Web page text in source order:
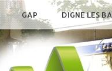
GAP DIGNE LES